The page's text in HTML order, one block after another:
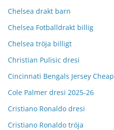
Chelsea drakt barn
Chelsea Fotballdrakt billig
Chelsea tröja billigt
Christian Pulisic dresi
Cincinnati Bengals Jersey Cheap
Cole Palmer dresi 2025-26
Cristiano Ronaldo dresi
Cristiano Ronaldo tröja